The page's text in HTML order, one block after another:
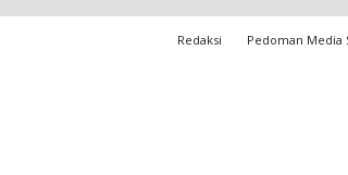
Redaksi Pedoman Media